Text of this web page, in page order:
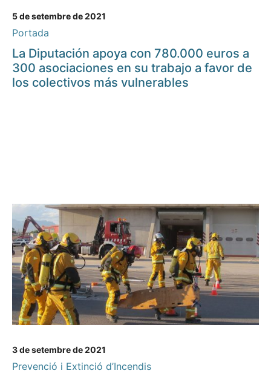
5 de setembre de 2021
Portada
La Diputación apoya con 780.000 euros a
300 asociaciones en su trabajo a favor de
los colectivos más vulnerables
3 de setembre de 2021
Prevenció i Extinció d’Incendis